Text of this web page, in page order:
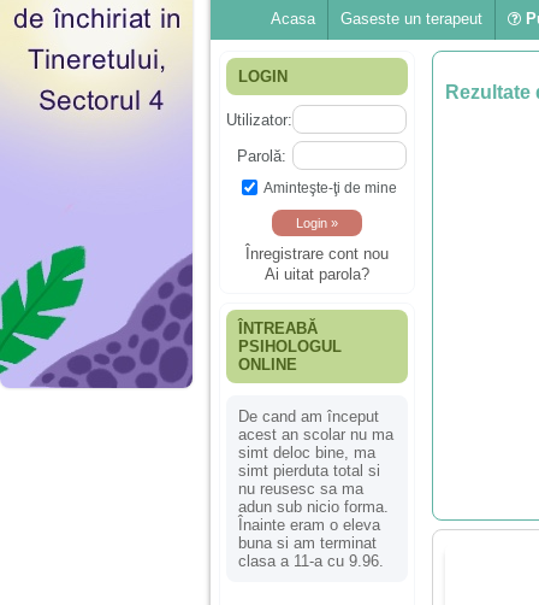
Acasa Gaseste un terapeut
LOGIN
Utilizator:
Parolă:
Aminteşte-ţi de mine
Înregistrare cont nou
Ai uitat parola?
ÎNTREABĂ
PSIHOLOGUL
ONLINE
De cand am început
acest an scolar nu ma
simt deloc bine, ma
simt pierduta total si
nu reusesc sa ma
adun sub nicio forma.
Înainte eram o eleva
buna si am terminat
clasa a 11-a cu 9.96.
Rezultate